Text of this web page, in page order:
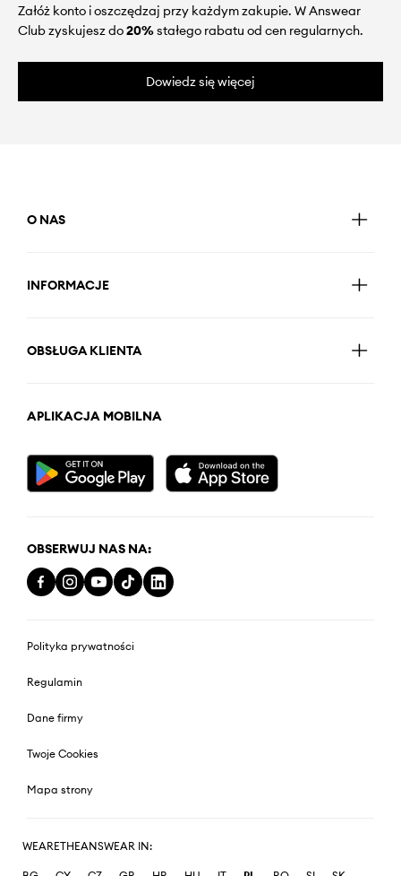
Załóż konto i oszczędzaj przy każdym zakupie. W Answear
Club zyskujesz do20%stałego rabatu od cen regularnych.
Dowiedz się więcej
O NAS
INFORMACJE
OBSŁUGA KLIENTA
APLIKACJA MOBILNA
OBSERWUJ NAS NA:
Polityka prywatności
Regulamin
Dane firmy
Twoje Cookies
Mapa strony
WEARETHEANSWEAR IN: